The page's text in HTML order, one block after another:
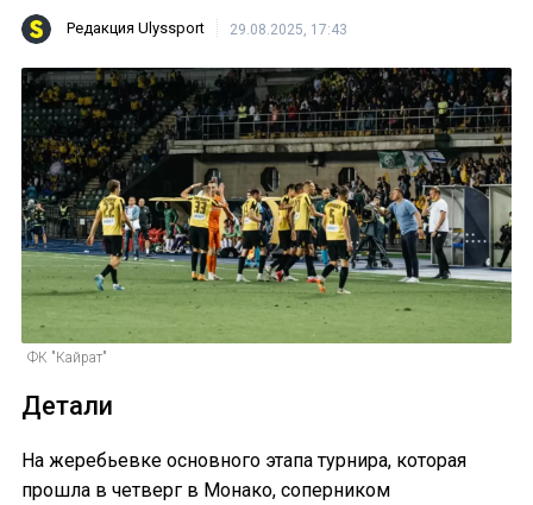
Редакция Ulyssport 29.08.2025, 17:43
ФК "Кайрат"
Детали
На жеребьевке основного этапа турнира, которая
прошла в четверг в Монако, соперником